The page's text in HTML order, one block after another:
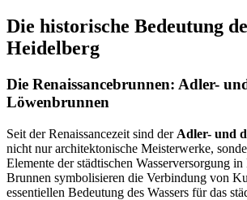
Die historische Bedeutung
Heidelberg
Die Renaissancebrunnen: Adler-
Löwenbrunnen
Seit der Renaissancezeit sind der Adler- und
nicht nur architektonische Meisterwerke,
Elemente der städtischen Wasserversorgung
Brunnen symbolisieren die Verbindung von
essentiellen Bedeutung des Wassers für das